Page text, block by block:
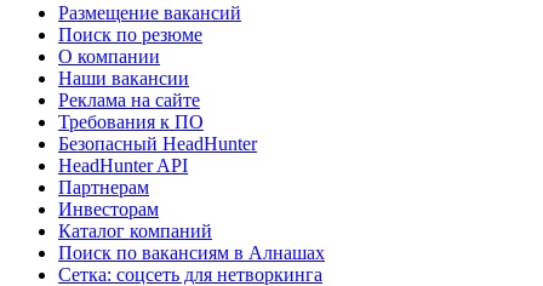
Размещение вакансий
Поиск по резюме
О компании
Наши вакансии
Реклама на сайте
Требования к ПО
Безопасный HeadHunter
HeadHunter API
Партнерам
Инвесторам
Каталог компаний
Поиск по вакансиям в Алнашах
Сетка: соцсеть для нетворкинга